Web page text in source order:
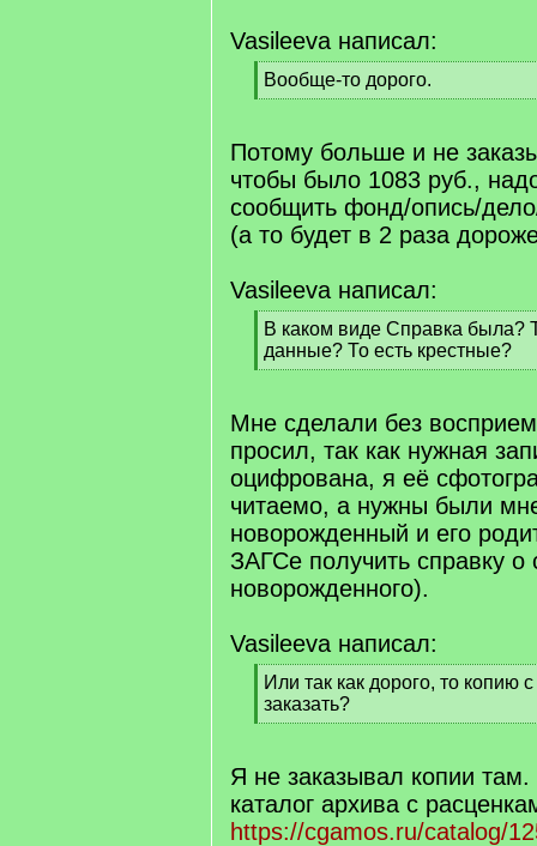
Vasileeva написал:
[
q
Вообще-то дорого.
[
q
]
Потому больше и не
чтобы было 1083 руб.,
сообщить фонд/опись/
(а то будет в 2 раза
Vasileeva написал:
[
q
]
В каком виде Справка была?
данные? То есть крестные?
[
q
]
Мне сделали без
просил, так как нужная
оцифрована, я её
читаемо, а нужны были
новорожденный и его
ЗАГСе получить справку о
новорожденного).
Vasileeva написал:
[
q
]
Или так как дорого, то копию
заказать?
[
q
]
Я не заказывал копии
каталог архива с
https://cgamos.ru/catalog/